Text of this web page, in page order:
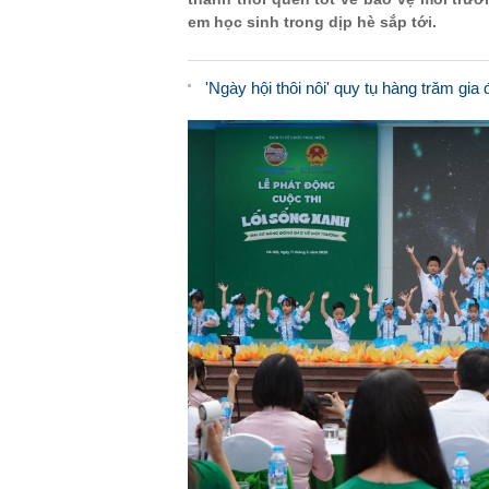
em học sinh trong dịp hè sắp tới.
'Ngày hội thôi nôi' quy tụ hàng trăm